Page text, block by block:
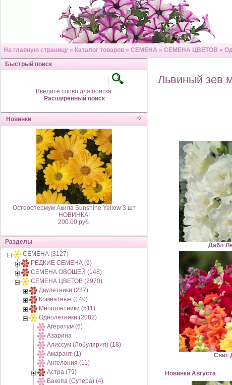
На главную страницу » Каталог товаров » СЕМЕНА » СЕМЕНА ЦВЕТОВ »
Быстрый поиск
Введите слово для поиска.
Расширенный поиск
Новинки
Остеоспермум Акила Sunshine Yellow 3 шт
НОВИНКА!
200.00 руб.
Разделы
СЕМЕНА (3127)
РЕДКИЕ СЕМЕНА (9)
СЕМЕНА ОВОЩЕЙ (148)
СЕМЕНА ЦВЕТОВ (2970)
Двулетники (237)
Комнатные (140)
Многолетники (511)
Однолетники (2082)
Агератум (6)
Азарина
Алиссум (Лобулярия) (18)
Амарант (1)
Ангелония (11)
Астра (79)
Бакопа (Сутера) (4)
Львиный зев
Дабл
Свит
Новинки Августа